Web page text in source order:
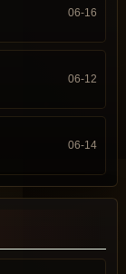
06-16
06-12
06-14